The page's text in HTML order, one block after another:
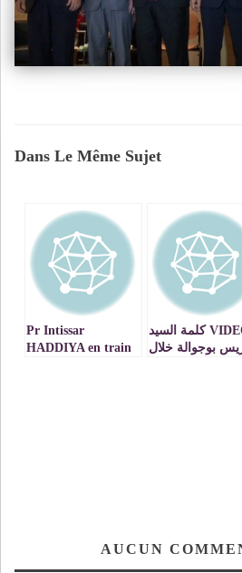
Dans Le Même Sujet
VIDEO كلمة السيد
بوجوالة خلال
Pr Intissar
HADDIYA en train
AUCUN